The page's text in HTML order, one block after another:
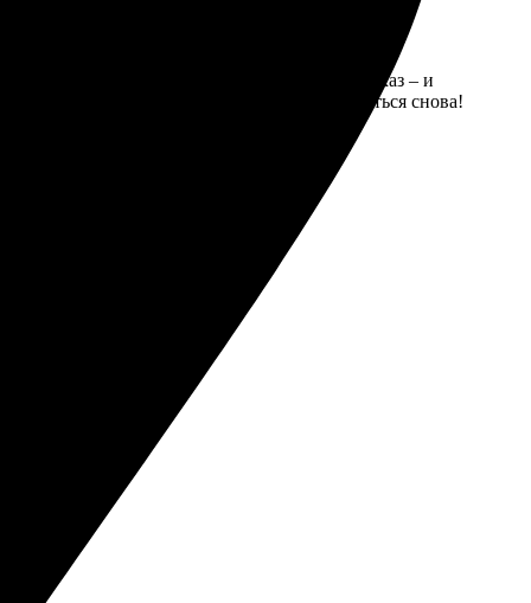
фото, выбрала размер, оформила заказ – и
и быстротой работы. Буду обращаться снова!